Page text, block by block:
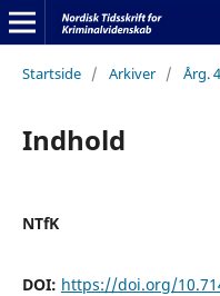
Startside / Arkiver / Årg.
Indhold
NTfK
DOI: https://doi.org/